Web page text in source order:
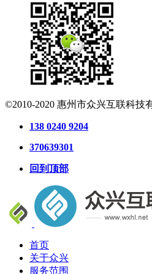
©2010-2020 惠州市众兴互联科技
138 0240 9204
370639301
回到顶部
首页
关于众兴
服务范围